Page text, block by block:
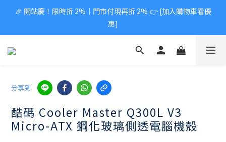
🎉 開站慶！限時折 2%｜門市付現再折 2% 👉 [加入購物車看優
惠]
分享到
酷碼 Cooler Master Q300L V3
Micro-ATX 鋼化玻璃側透電腦機殼